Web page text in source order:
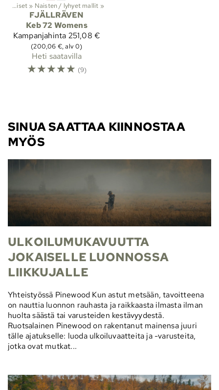
Anatomiset ‪» Naisten / lyhyet mallit ‪»
FJÄLLRÄVEN
Keb 72 Womens
Kampanjahinta 251,08 €
(200,06 €, alv 0)
Heti saatavilla
☆☆☆☆☆ (9)
SINUA SAATTAA KIINNOSTAA
MYÖS
ULKOILUMUKAVUUTTA
JOKAISELLE LUONNOSSA
LIIKKUJALLE
Yhteistyössä Pinewood Kun astut metsään, tavoitteena
on nauttia luonnon rauhasta ja raikkaasta ilmasta ilman
huolta säästä tai varusteiden kestävyydestä.
Ruotsalainen Pinewood on rakentanut mainensa juuri
tälle ajatukselle: luoda ulkoiluvaatteita ja -varusteita,
jotka ovat mutkat...